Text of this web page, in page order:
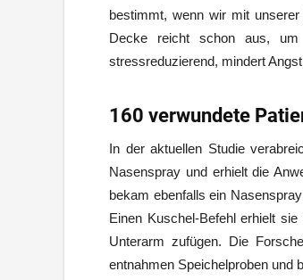
bestimmt, wenn wir mit
Decke reicht schon aus,
stressreduzierend, mindert
160 verwundete
In der aktuellen Studie
Nasenspray und erhielt die
bekam ebenfalls ein
Einen Kuschel-Befehl erhielt
Unterarm zufügen. Die
entnahmen Speichelproben und